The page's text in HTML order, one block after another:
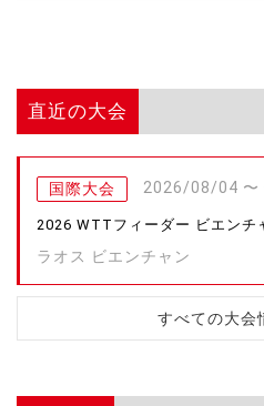
直近の大会
国際大会 2026/08/04 〜
2026 WTTフィーダー ビエンチ
ラオス ビエンチャン
すべての大会